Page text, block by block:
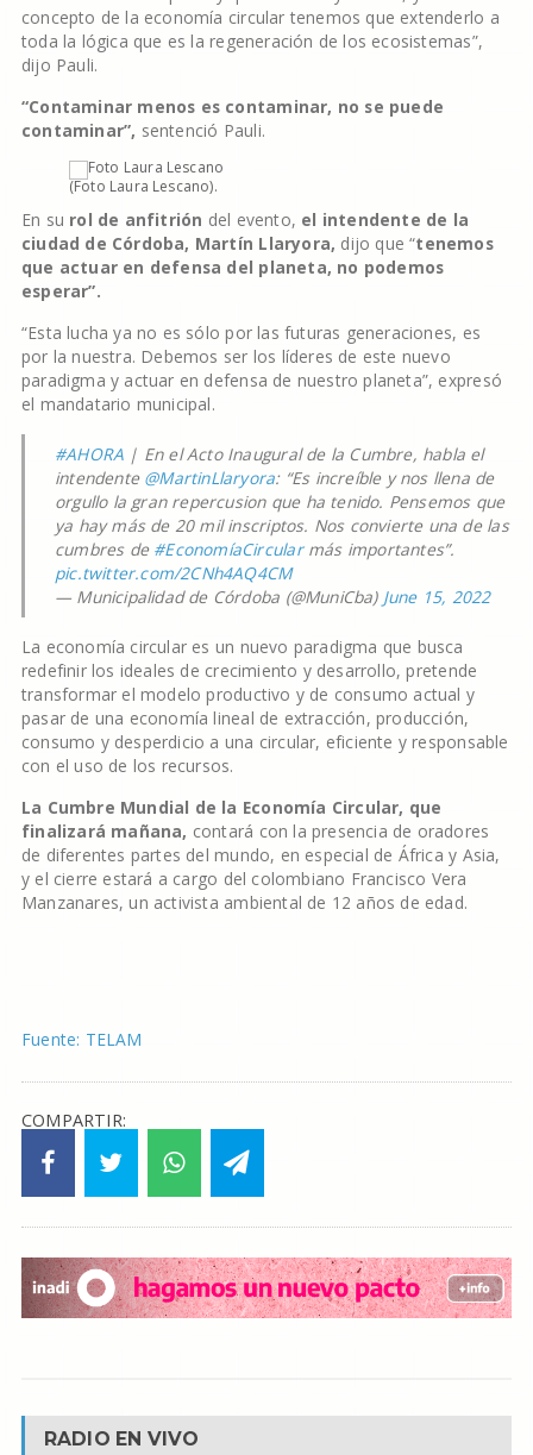
concepto de la economía circular tenemos que extenderlo a
toda la lógica que es la regeneración de los ecosistemas”,
dijo Pauli.
“Contaminar menos es contaminar, no se puede
contaminar”, sentenció Pauli.
(Foto Laura Lescano).
En su rol de anfitrión del evento, el intendente de la
ciudad de Córdoba, Martín Llaryora, dijo que “tenemos
que actuar en defensa del planeta, no podemos
esperar”.
“Esta lucha ya no es sólo por las futuras generaciones, es
por la nuestra. Debemos ser los líderes de este nuevo
paradigma y actuar en defensa de nuestro planeta”, expresó
el mandatario municipal.
#AHORA | En el Acto Inaugural de la Cumbre, habla el
intendente @MartinLlaryora: “Es increíble y nos llena de
orgullo la gran repercusion que ha tenido. Pensemos que
ya hay más de 20 mil inscriptos. Nos convierte una de las
cumbres de #EconomíaCircularmás importantes”.
pic.twitter.com/2CNh4AQ4CM
— Municipalidad de Córdoba (@MuniCba) June 15, 2022
La economía circular es un nuevo paradigma que busca
redefinir los ideales de crecimiento y desarrollo, pretende
transformar el modelo productivo y de consumo actual y
pasar de una economía lineal de extracción, producción,
consumo y desperdicio a una circular, eficiente y responsable
con el uso de los recursos.
La Cumbre Mundial de la Economía Circular, que
finalizará mañana, contará con la presencia de oradores
de diferentes partes del mundo, en especial de África y Asia,
y el cierre estará a cargo del colombiano Francisco Vera
Manzanares, un activista ambiental de 12 años de edad.
Fuente: TELAM
COMPARTIR:
RADIO EN VIVO